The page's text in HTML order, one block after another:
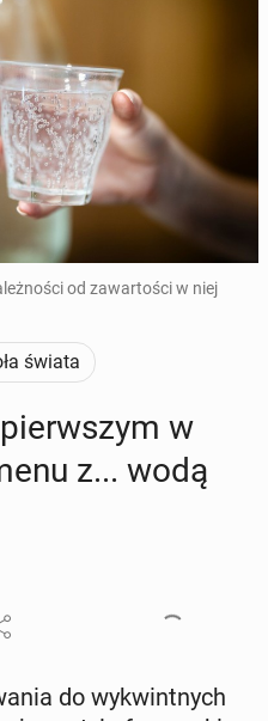
od zawartości w niej
świata
w
z... wodą
do wy­kwint­nych